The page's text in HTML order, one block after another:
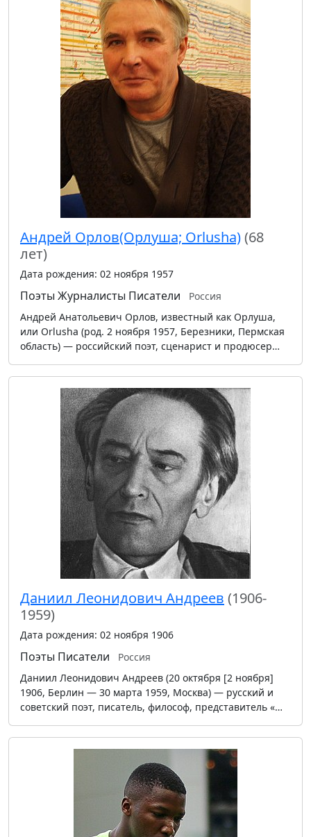
Андрей Орлов(Орлуша; Orlusha)(68
лет)
Дата рождения: 02 ноября 1957
Поэты Журналисты Писатели
Россия
Андрей Анатольевич Орлов, известный как Орлуша,
или Orlusha (род. 2 ноября 1957, Березники, Пермская
область) — российский поэт, сценарист и продюсер…
Даниил Леонидович Андреев (1906-
1959)
Дата рождения: 02 ноября 1906
Поэты Писатели
Россия
Даниил Леонидович Андреев (20 октября [2 ноября]
1906, Берлин — 30 марта 1959, Москва) — русский и
советский поэт, писатель, философ, представитель «…